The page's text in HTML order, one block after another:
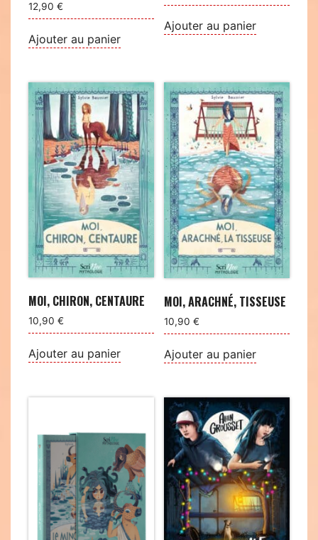
12,90 €
Ajouter au panier
Ajouter au panier
MOI, CHIRON, CENTAURE
10,90 €
Ajouter au panier
MOI, ARACHNÉ, TISSEUSE
10,90€
Ajouter au panier